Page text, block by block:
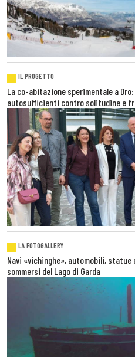
IL PROGETTO
La co-abitazione sperimentale a
autosufficienti contro solitudine e
LA FOTOGALLERY
Navi «vichinghe», automobili,
sommersi del Lago di Garda